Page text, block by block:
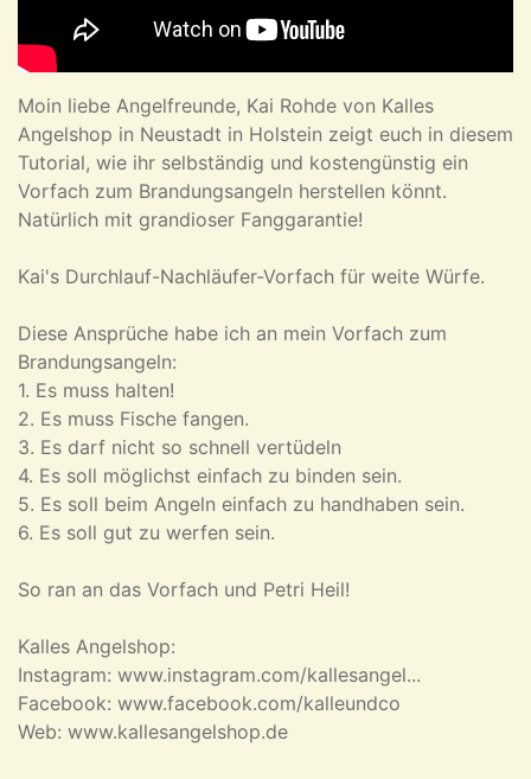
Moin liebe Angelfreunde, Kai Rohde von Kalles
Angelshop in Neustadt in Holstein zeigt euch in diesem
Tutorial, wie ihr selbständig und kostengünstig ein
Vorfach zum Brandungsangeln herstellen könnt.
Natürlich mit grandioser Fanggarantie!
Kai's Durchlauf-Nachläufer-Vorfach für weite Würfe.
Diese Ansprüche habe ich an mein Vorfach zum
Brandungsangeln:
1. Es muss halten!
2. Es muss Fische fangen.
3. Es darf nicht so schnell vertüdeln
4. Es soll möglichst einfach zu binden sein.
5. Es soll beim Angeln einfach zu handhaben sein.
6. Es soll gut zu werfen sein.
So ran an das Vorfach und Petri Heil!
Kalles Angelshop:
Instagram: www.instagram.com/kallesangel...
Facebook: www.facebook.com/kalleundco
Web: www.kallesangelshop.de